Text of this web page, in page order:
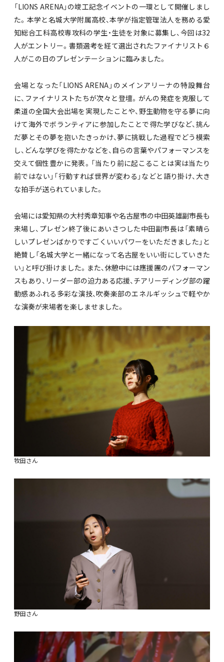
「LIONS ARENA」の竣工記念イベントの一環として開催しまし
た。本学と名城大学附属高校、本学が指定管理法人を務める愛
知総合工科高校専攻科の学生・生徒を対象に募集し、今回は32
人がエントリー。書類選考を経て選出されたファイナリスト６
人がこの日のプレゼンテーションに臨みました。
会場となった「LIONS ARENA」のメインアリーナの特設舞台
に、ファイナリストたちが次々と登壇。がんの発症を克服して
柔道の全国大会出場を実現したことや、野生動物を守る夢に向
けて海外でボランティアに参加したことで得た学びなど、挑ん
だ夢とその夢を抱いたきっかけ、夢に挑戦した過程でどう模索
し、どんな学びを得たかなどを、自らの言葉やパフォーマンスを
交えて個性豊かに発表。「当たり前に起こることは実は当たり
前ではない」「行動すれば世界が変わる」などと語り掛け、大き
な拍手が送られていました。
会場には愛知県の大村秀章知事や名古屋市の中田英雄副市長も
来場し、プレゼン終了後にあいさつした中田副市長は「素晴ら
しいプレゼンばかりですごくいいパワーをいただきました」と
絶賛し「名城大学と一緒になって名古屋をいい街にしていきた
い」と呼び掛けました。また、休憩中には應援團のパフォーマン
スもあり、リーダー部の迫力ある応援、チアリーディング部の躍
動感あふれる多彩な演技、吹奏楽部のエネルギッシュで軽やか
な演奏が来場者を楽しませました。
牧田さん
野田さん